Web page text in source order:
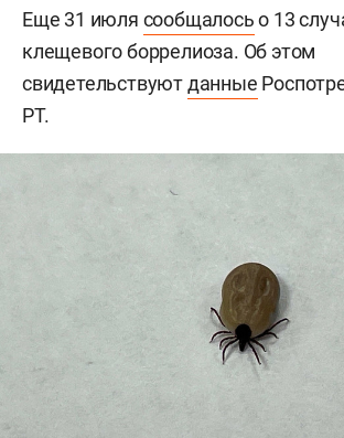
Еще 31 июля сообщалосьо 13
клещевого боррелиоза. Об этом
свидетельствуютданные
РТ.